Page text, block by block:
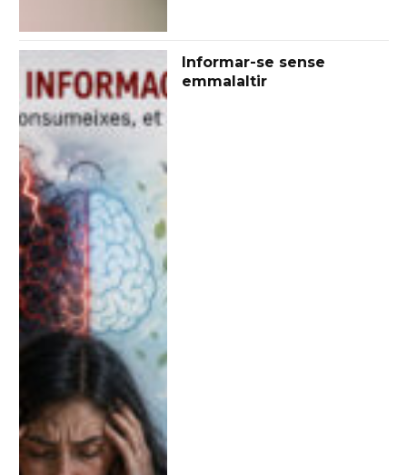
Informar-se sense
emmalaltir